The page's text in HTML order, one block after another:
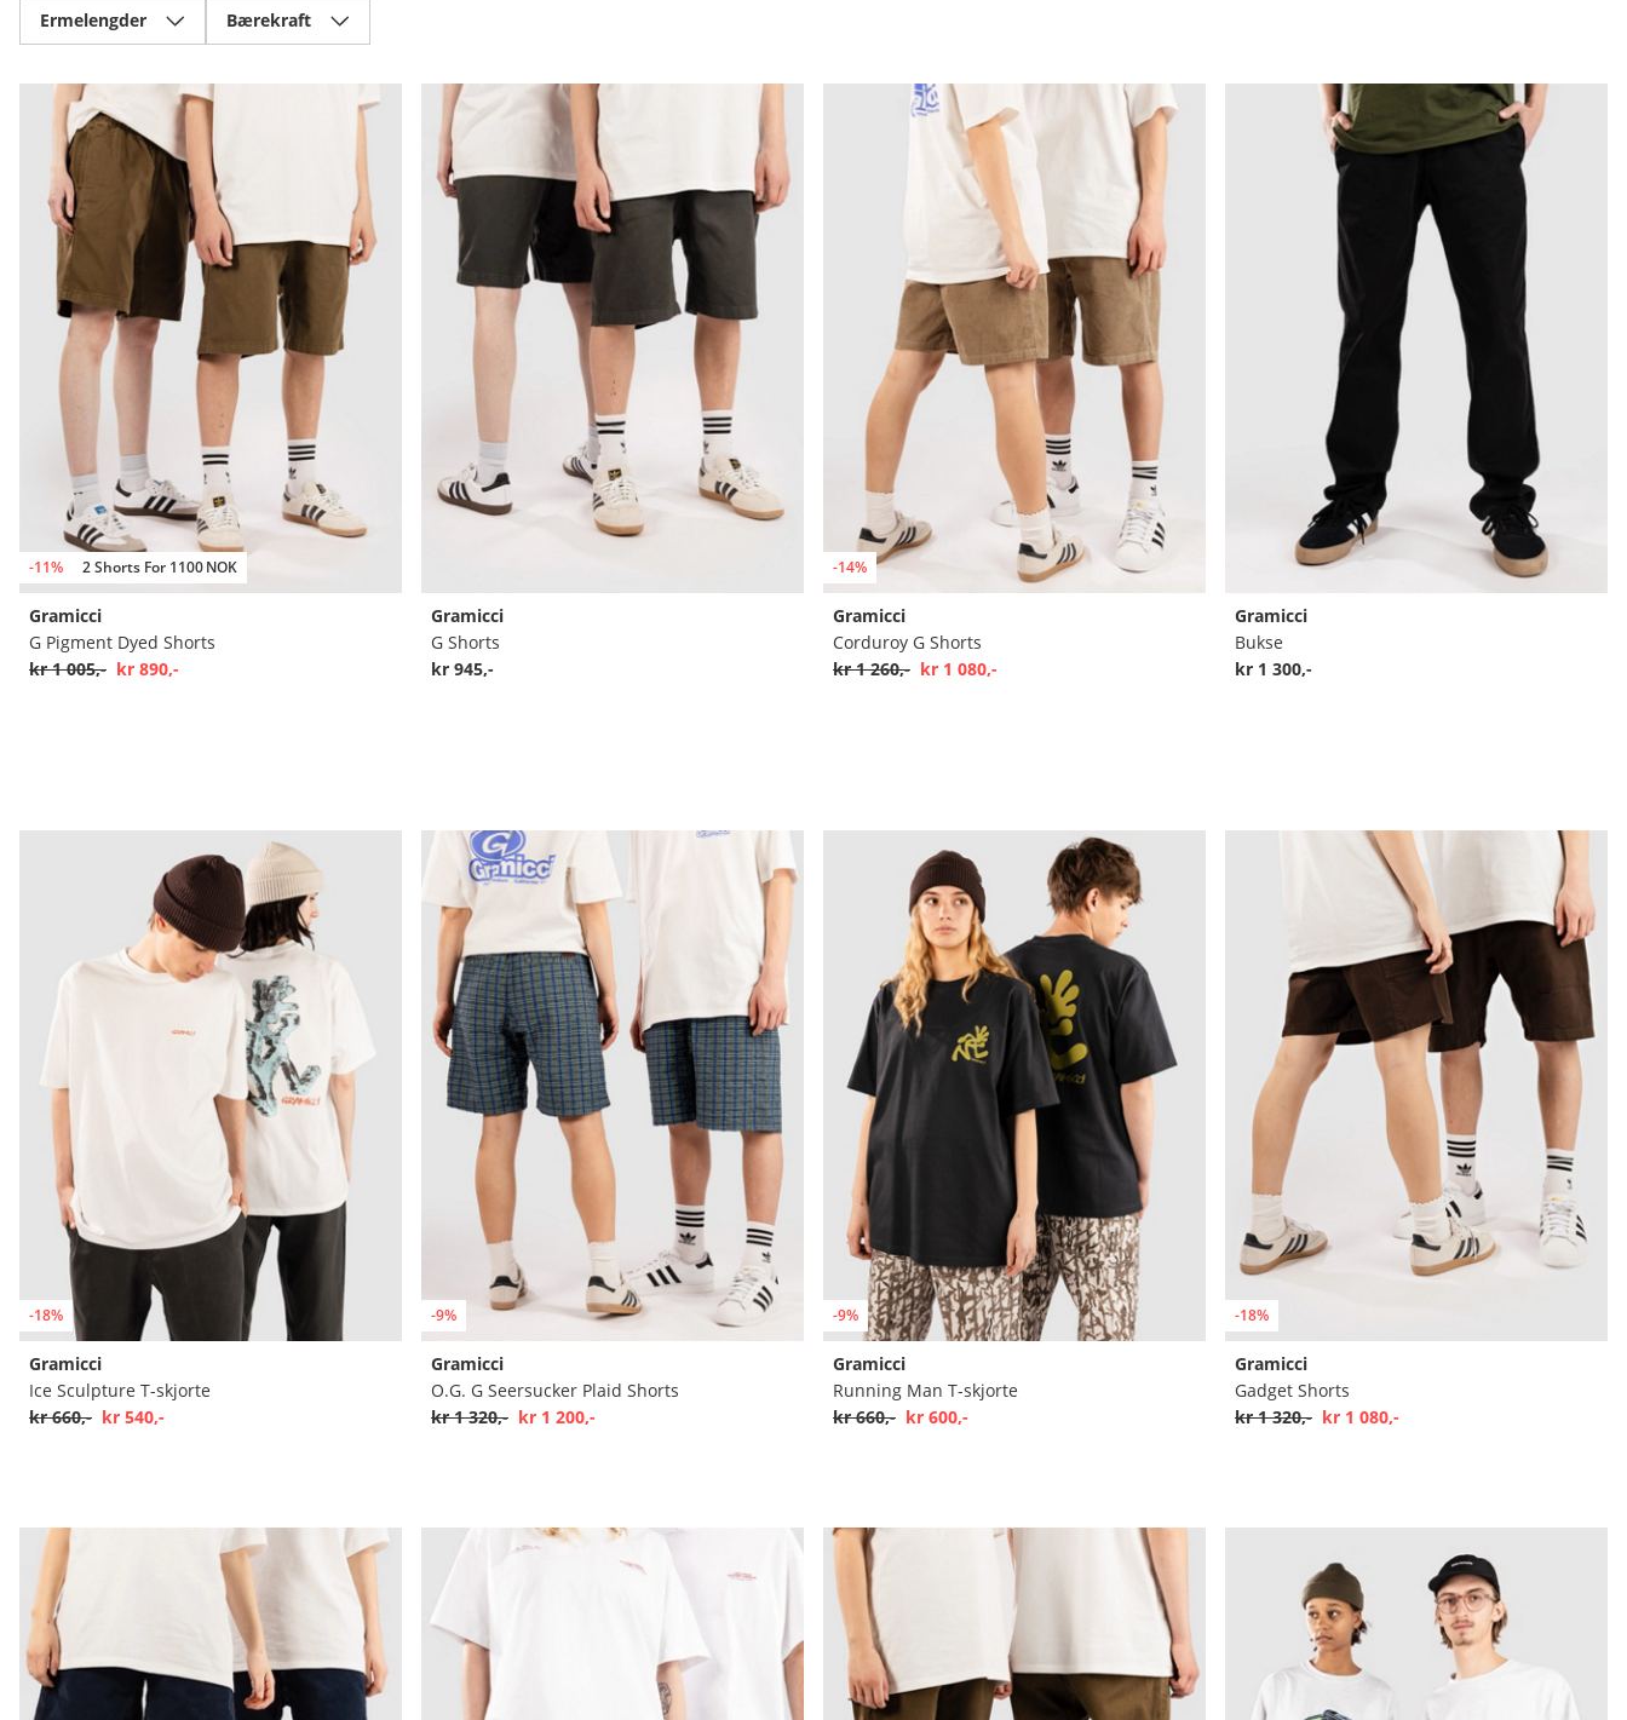
Ermelengder Bærekraft
-11% 2 Shorts For 1100 NOK
Gramicci
G Pigment Dyed Shorts
kr 1 005,- kr 890,-
Gramicci
G Shorts
kr 945,-
-14%
Gramicci
Corduroy G Shorts
kr 1 260,- kr 1 080,-
Gramicci
Bukse
kr 1 300,-
-18%
Gramicci
Ice Sculpture T-skjorte
kr 660,- kr 540,-
-9%
Gramicci
O.G. G Seersucker Plaid Shorts
kr 1 320,- kr 1 200,-
-9%
Gramicci
Running Man T-skjorte
kr 660,- kr 600,-
-18%
Gramicci
Gadget Shorts
kr 1 320,- kr 1 080,-